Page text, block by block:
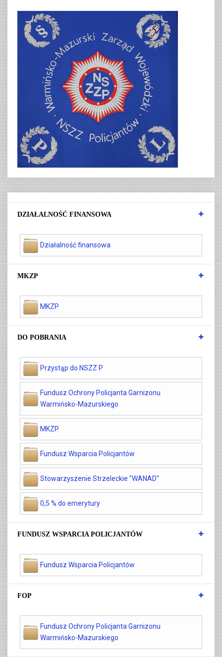
DZIAŁALNOŚĆ FINANSOWA
Działalność finansowa
MKZP
MKZP
DO POBRANIA
Przystąp do NSZZ P
Fundusz Ochrony Policjanta Garnizonu
Warmińsko-Mazurskiego
MKZP
Fundusz Wsparcia Policjantów
Stowarzyszenie Strzeleckie "WANAD"
0,5 % do emerytury
FUNDUSZ WSPARCIA POLICJANTÓW
Fundusz Wsparcia Policjantów
FOP
Fundusz Ochrony Policjanta Garnizonu
Warmińsko-Mazurskiego